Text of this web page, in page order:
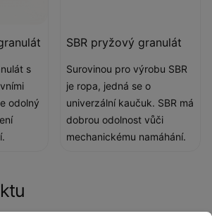
s
odolný
SBR pryžový granulát
Surovinou pro výrobu SBR
je ropa, jedná se o
univerzální kaučuk. SBR má
dobrou odolnost vůči
mechanickému namáhání.